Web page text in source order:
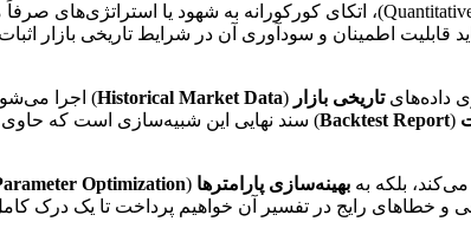
داده‌هایتاریخی بازار (
Historical Market Data) اجرا
(
Backtest Report) سند نهایی این شبیه‌سازی است که
بلکه به بهینه‌سازی پارامترها (
Optimization
و خطاهای رایج در تفسیر آن خواهیم پرداخت تا یک درک